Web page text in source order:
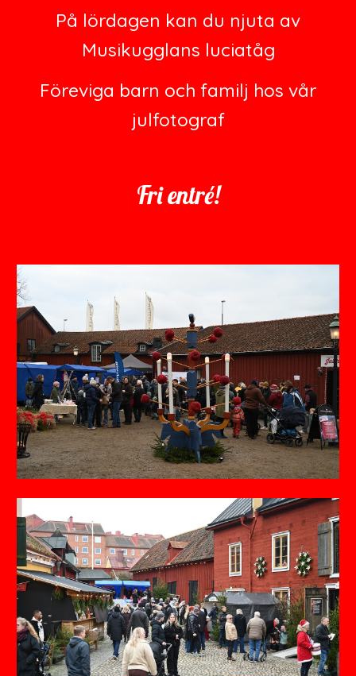
På lördagen kan du njuta av
Musikugglans luciatåg
Föreviga barn och familj hos vår
julfotograf
Fri entré!